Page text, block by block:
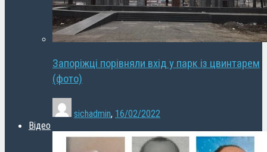
Запоріжці порівняли вхід у парк із цвинтарем
(фото)
sichadmin, 16/02/2022
Відео